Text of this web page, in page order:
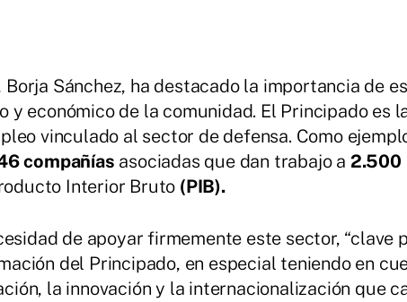
Borja Sánchez, ha destacado la importancia de
y económico de la comunidad. El Principado es
vinculado al sector de defensa. Como
compañías asociadas que dan trabajo a 2.500
Interior Bruto (PIB).
de apoyar firmemente este sector, “clave
del Principado, en especial teniendo en
la innovación y la internacionalización que